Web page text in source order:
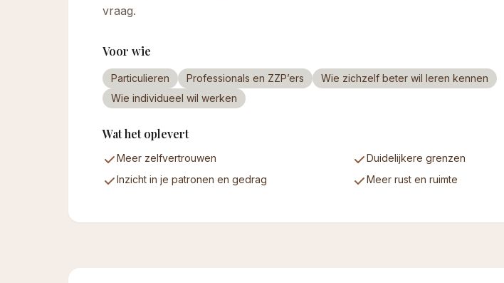
vraag.
Voor wie
Particulieren Professionals en ZZP’ers
Wie zichzelf beter wil leren kennen
Wie individueel wil werken
Wat het oplevert
Meer zelfvertrouwen
Duidelijkere grenzen
Inzicht in je patronen en gedrag
Meer rust en ruimte